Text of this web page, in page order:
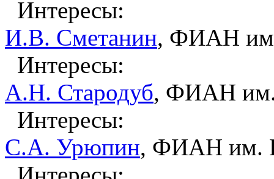
Интересы:
И.В. Сметанин, ФИАН им.
Интересы:
A.Н. Стародуб, ФИАН им.
Интересы:
С.А. Урюпин, ФИАН им.